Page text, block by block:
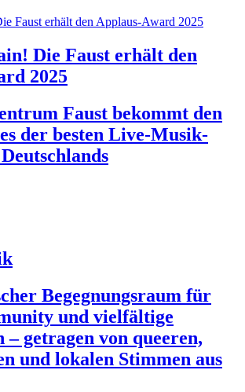
Die Faust erhält den
2025
Faust bekommt den
der besten Live-Musik-
Begegnungsraum für
und vielfältige
– getragen von queeren,
und lokalen Stimmen aus